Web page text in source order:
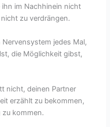
im Nachhinein nicht
zu verdrängen.
jedes Mal,
die Möglichkeit gibst,
nicht, deinen Partner
erzählt zu bekommen,
zu kommen.